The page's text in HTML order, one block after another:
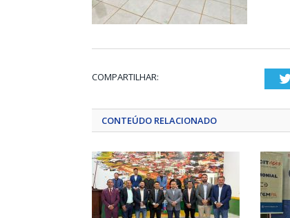
COMPARTILHAR:
CONTEÚDO RELACIONADO